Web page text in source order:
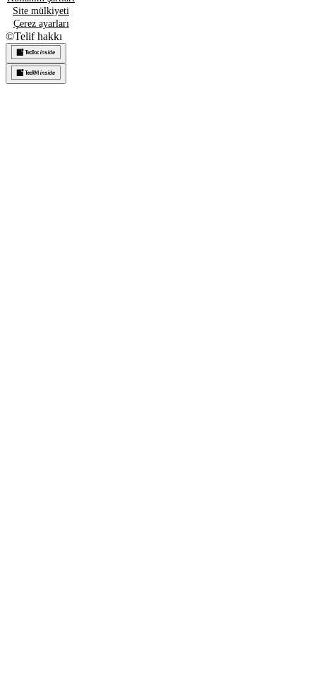
Site mülkiyeti
Çerez ayarları
©Telif hakkı